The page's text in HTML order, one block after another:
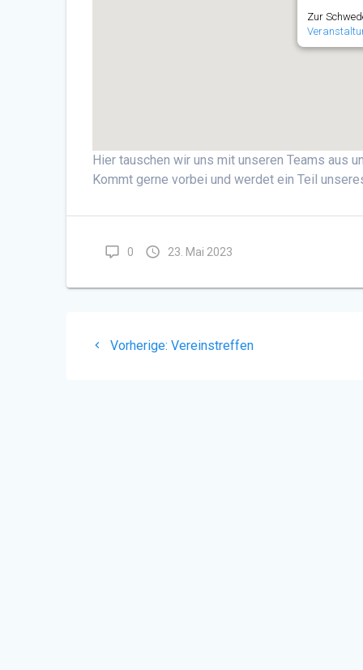
Zur
Hier tauschen wir uns mit unseren Teams aus
Kommt gerne vorbei und werdet ein Teil
0 23. Mai 2023
Beitragsnavigation
Vorherige: Vorheriger
Vereinstreffen